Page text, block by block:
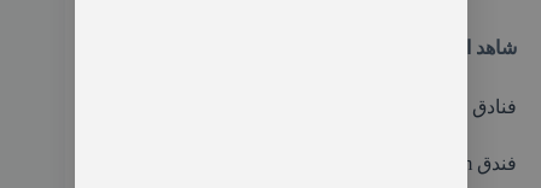
شاهد ايضا:
فنادق اسطنبول تقسيم 4 نجوم
فندق The Parma Hotel & Spa Taksim